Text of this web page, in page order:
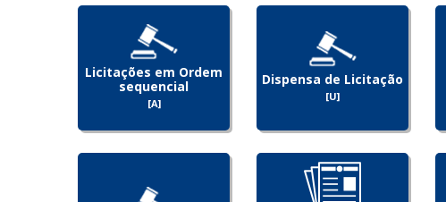
Licitações em Ordem
sequencial
[A]
Dispensa de Licitação
[U]